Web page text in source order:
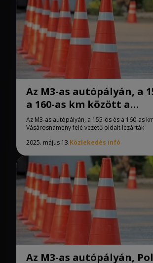
Az M3-as autópályán, a
a 160-as km között a
Vásárosnamény felé
oldalt lezárták
Az M3-as autópályán, a 155-ös és a 160-as
Vásárosnamény felé vezető oldalt lezárták
2025. május 13.Közlekedés infó
Az M3-as autópályán,